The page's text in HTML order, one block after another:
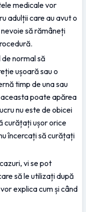
medicale vor
adulții care au avut o
să rămâneți
normal să
ușoară sau o
timp de una sau
poate apărea
nu este de obicei
curățați ușor orice
încercați să curățați
vi se pot
să le utilizați după
explica cum și când